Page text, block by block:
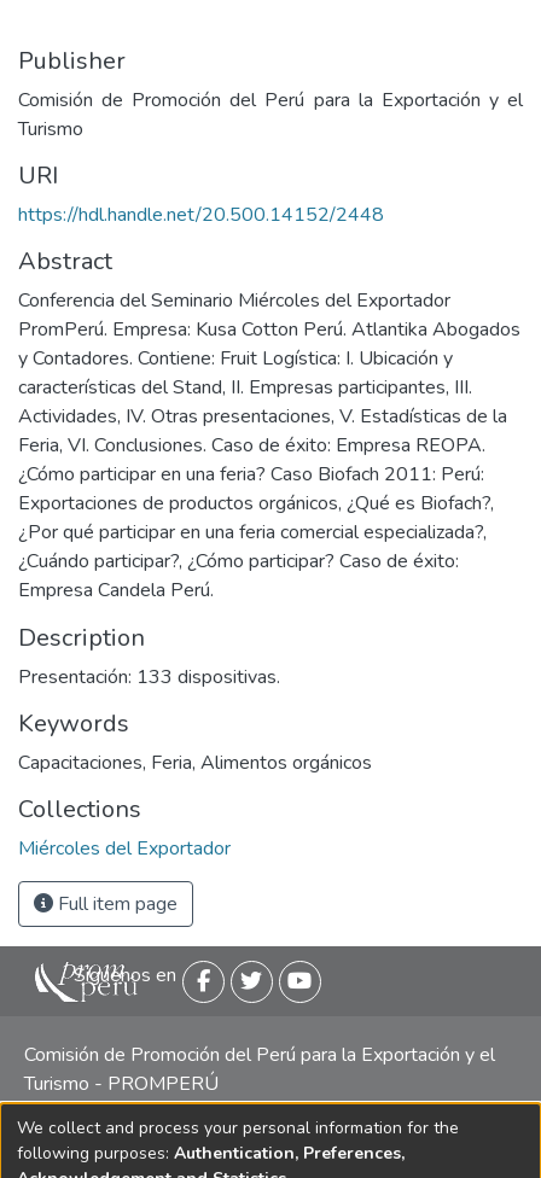
Publisher
Comisión de Promoción del Perú para la Exportación y el
Turismo
URI
https://hdl.handle.net/20.500.14152/2448
Abstract
Conferencia del Seminario Miércoles del Exportador
PromPerú. Empresa: Kusa Cotton Perú. Atlantika Abogados
y Contadores. Contiene: Fruit Logística: I. Ubicación y
características del Stand, II. Empresas participantes, III.
Actividades, IV. Otras presentaciones, V. Estadísticas de la
Feria, VI. Conclusiones. Caso de éxito: Empresa REOPA.
¿Cómo participar en una feria? Caso Biofach 2011: Perú:
Exportaciones de productos orgánicos, ¿Qué es Biofach?,
¿Por qué participar en una feria comercial especializada?,
¿Cuándo participar?, ¿Cómo participar? Caso de éxito:
Empresa Candela Perú.
Description
Presentación: 133 dispositivas.
Keywords
Capacitaciones, Feria, Alimentos orgánicos
Collections
Miércoles del Exportador
Full item page
Siguenos en
Comisión de Promoción del Perú para la Exportación y el
Turismo - PROMPERÚ
Central telefónica: (511) 616 7300 / 616 7400 Calle Uno
Oeste 50, Edificio Mincetur, Pisos 13 y 14, San Isidro -
We collect and process your personal information for the
following purposes: Authentication, Preferences,